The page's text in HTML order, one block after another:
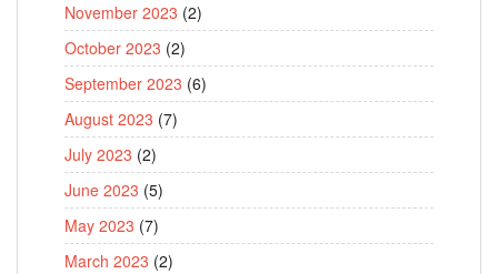
November 2023 (2)
October 2023 (2)
September 2023 (6)
August 2023 (7)
July 2023 (2)
June 2023 (5)
May 2023 (7)
March 2023 (2)